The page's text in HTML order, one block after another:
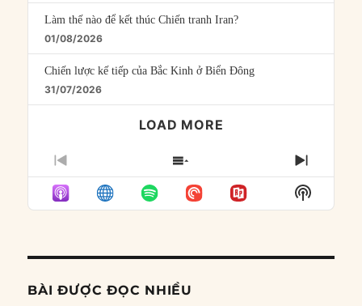
Làm thế nào để kết thúc Chiến tranh Iran?
01/08/2026
Chiến lược kế tiếp của Bắc Kinh ở Biển Đông
31/07/2026
LOAD MORE
PREVIOUS
EPISODE
SHOW
EPISODES
LIST
NEXT
Show
Podcast
BÀI ĐƯỢC ĐỌC NHIỀU